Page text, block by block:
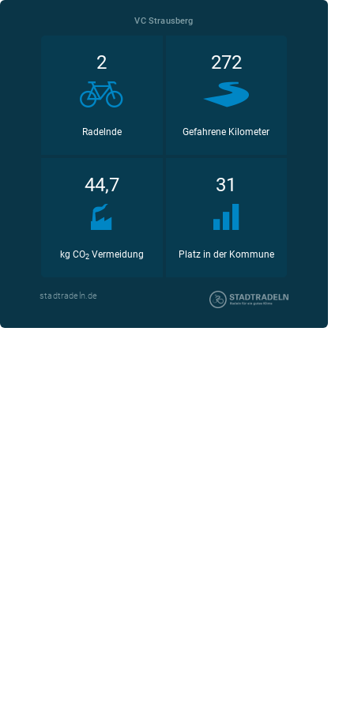
VC Strausberg
2
Radelnde
272
Gefahrene Kilometer
44,7
kg CO2Vermeidung
31
Platz in der Kommune
stadtradeln.de